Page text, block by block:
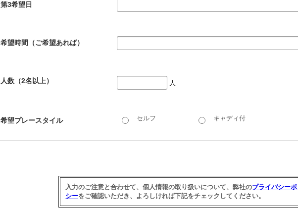
第3希望日
希望時間（ご希望あれば）
人数（2名以上） 人
希望プレースタイル セルフ キャディ付
入力のご注意と合わせて、個人情報の取り扱いについて、弊社のプライバシー
シーをご確認いただき、よろしければ下記をチェックしてください。